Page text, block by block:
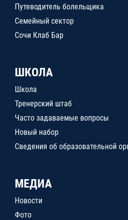
Путеводитель болельщика
Семейный сектор
Сочи Клаб Бар
ШКОЛА
Школа
Тренерский штаб
Часто задаваемые вопросы
Новый набор
Сведения об образовательной
МЕДИА
Новости
Фото